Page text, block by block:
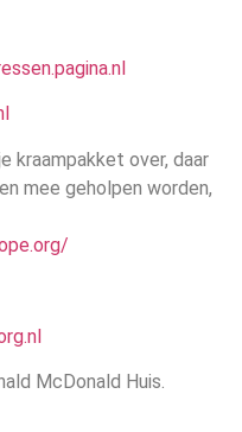
kraampakket over, daar
mee geholpen worden,
McDonald Huis.